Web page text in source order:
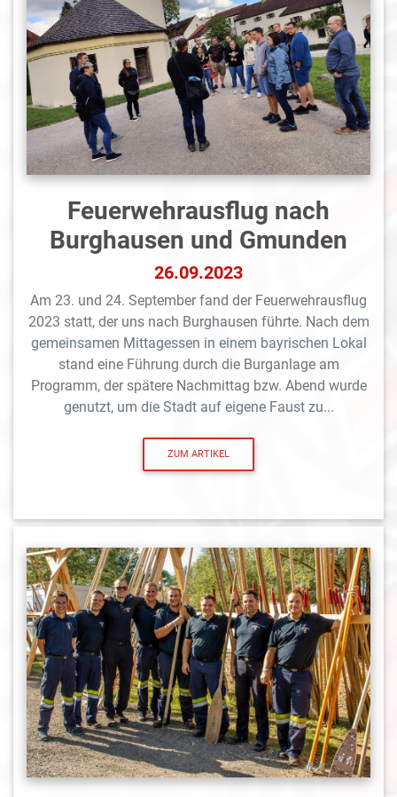
Feuerwehrausflug nach
Burghausen und Gmunden
26.09.2023
Am 23. und 24. September fand der Feuerwehrausflug
2023 statt, der uns nach Burghausen führte. Nach dem
gemeinsamen Mittagessen in einem bayrischen Lokal
stand eine Führung durch die Burganlage am
Programm, der spätere Nachmittag bzw. Abend wurde
genutzt, um die Stadt auf eigene Faust zu...
ZUM ARTIKEL